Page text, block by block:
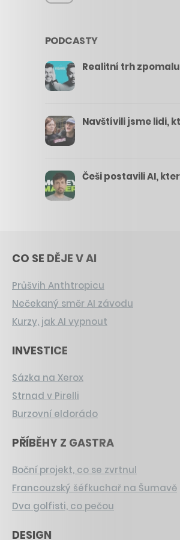
PODCASTY
Realitní trh
Navštívili jsme lidi,
Češi postavili AI,
CO SE DĚJE V AI
Průšvih Anthtropicu
Nečekaný směr AI závodu
Kurzy, jak AI vypnout
INVESTICE
Sázka na Xerox
Strnad v Pirelli
Burzovní eldorádo
PŘÍBĚHY Z GASTRA
Boční projekt, co se zvrtnul
Francouzský šéfkuchař na Šumavě
Dva golfisti, co pečou
DESIGN